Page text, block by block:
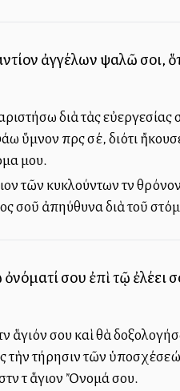
ἀγγέλων ψαλῶ σοι,
διὰ τὰς
ὕμνον πρὸς σέ, διότι
μου.
τῶν κυκλούντων τὸν
σοῦ ἀπηύθυνα διὰ τοῦ
σου ἐπὶ τῷ ἐλέει
ἅγιόν σου καὶ θὰ
τὴν τήρησιν τῶν
τὸ ἅγιον Ὄνομά σου.